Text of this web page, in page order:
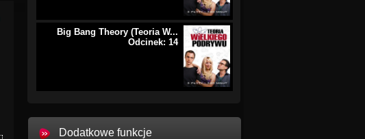
Big Bang Theory (Teoria W...
Odcinek: 14
Dodatkowe funkcje